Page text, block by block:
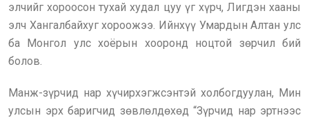
элчийг хороосон тухай худал цуу үг хүрч, Лигдэн хааны
элч Хангалбайхуг хороожээ. Ийнхүү Умардын Алтан улс
ба Монгол улс хоёрын хооронд ноцтой зөрчил бий
болов.
Манж-зүрчид нар хүчирхэгжсэнтэй холбогдуулан, Мин
улсын эрх баригчид зөвлөлдөхөд “Зүрчид нар эртнээс